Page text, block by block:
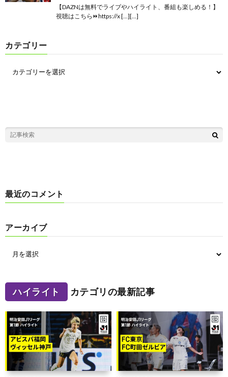
【DAZNは無料でライブやハイライト、番組も楽しめる！】
視聴はこちら⏩️https://x […][…]
カテゴリー
最近のコメント
アーカイブ
ハイライト カテゴリの最新記事